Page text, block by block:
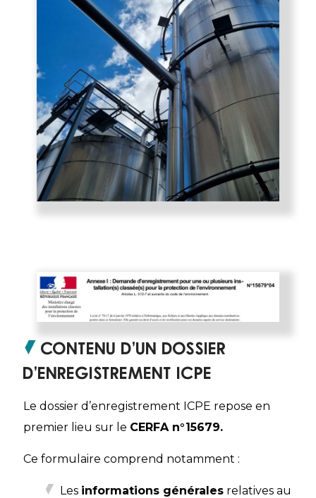
Contenu d’un dossier
d’enregistrement ICPE
Le dossier d’enregistrement ICPE repose en
premier lieu sur le CERFA n°15679.
Ce formulaire comprend notamment :
Les informations générales relatives au